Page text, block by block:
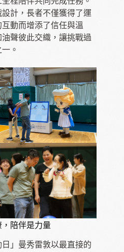
計，長者不僅獲得了運
動而增添了信任與溫
聲彼此交織，讓挑戰過
。
陪伴是力量
」曼秀雷敦以最直接的